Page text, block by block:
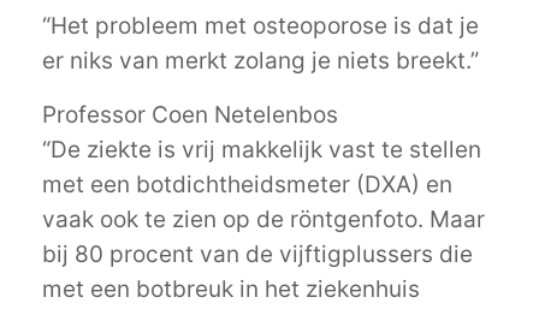
“Het probleem met osteoporose is dat je
er niks van merkt zolang je niets breekt.”
Professor Coen Netelenbos
“De ziekte is vrij makkelijk vast te stellen
met een botdichtheidsmeter (DXA) en
vaak ook te zien op de röntgenfoto. Maar
bij 80 procent van de vijftigplussers die
met een botbreuk in het ziekenhuis